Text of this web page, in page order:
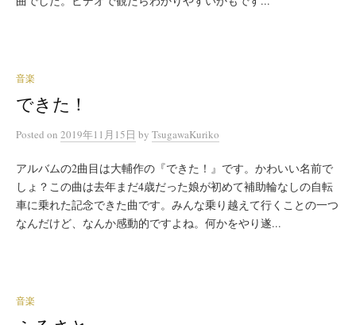
音楽
できた！
Posted on 2019年11月15日 by TsugawaKuriko
アルバムの2曲目は大輔作の『できた！』です。かわいい名前で
しょ？この曲は去年まだ4歳だった娘が初めて補助輪なしの自転
車に乗れた記念できた曲です。みんな乗り越えて行くことの一つ
なんだけど、なんか感動的ですよね。何かをやり遂...
音楽